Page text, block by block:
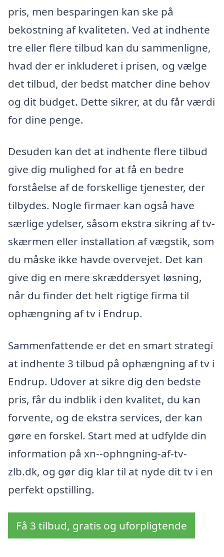
pris, men besparingen kan ske på
bekostning af kvaliteten. Ved at indhente
tre eller flere tilbud kan du sammenligne,
hvad der er inkluderet i prisen, og vælge
det tilbud, der bedst matcher dine behov
og dit budget. Dette sikrer, at du får værdi
for dine penge.
Desuden kan det at indhente flere tilbud
give dig mulighed for at få en bedre
forståelse af de forskellige tjenester, der
tilbydes. Nogle firmaer kan også have
særlige ydelser, såsom ekstra sikring af tv-
skærmen eller installation af vægstik, som
du måske ikke havde overvejet. Det kan
give dig en mere skræddersyet løsning,
når du finder det helt rigtige firma til
ophængning af tv i Endrup.
Sammenfattende er det en smart strategi
at indhente 3 tilbud på ophængning af tv i
Endrup. Udover at sikre dig den bedste
pris, får du indblik i den kvalitet, du kan
forvente, og de ekstra services, der kan
gøre en forskel. Start med at udfylde din
information på xn--ophngning-af-tv-
zlb.dk, og gør dig klar til at nyde dit tv i en
perfekt opstilling.
Få 3 tilbud, gratis og uforpligtende